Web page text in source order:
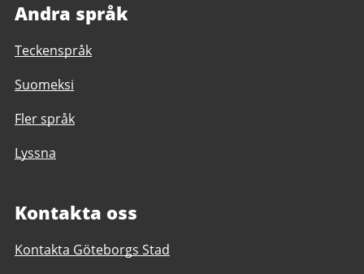
Andra språk
Teckenspråk
Suomeksi
Fler språk
Lyssna
Kontakta oss
Kontakta Göteborgs Stad